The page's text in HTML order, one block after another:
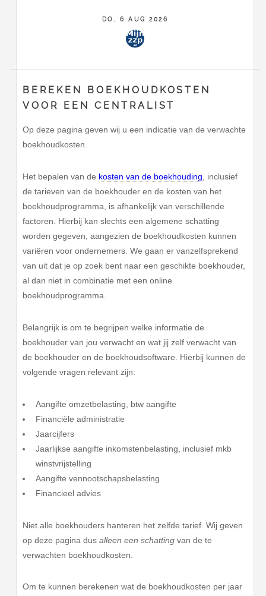
DO, 6 AUG 2026
BEREKEN BOEKHOUDKOSTEN
VOOR EEN CENTRALIST
Op deze pagina geven wij u een indicatie van de verwachte
boekhoudkosten.
Het bepalen van de kosten van de boekhouding , inclusief
de tarieven van de boekhouder en de kosten van het
boekhoudprogramma, is afhankelijk van verschillende
factoren. Hierbij kan slechts een algemene schatting
worden gegeven, aangezien de boekhoudkosten kunnen
variëren voor ondernemers. We gaan er vanzelfsprekend
van uit dat je op zoek bent naar een geschikte boekhouder,
al dan niet in combinatie met een online
boekhoudprogramma.
Belangrijk is om te begrijpen welke informatie de
boekhouder van jou verwacht en wat jij zelf verwacht van
de boekhouder en de boekhoudsoftware. Hierbij kunnen de
volgende vragen relevant zijn:
Aangifte omzetbelasting, btw aangifte
Financiële administratie
Jaarcijfers
Jaarlijkse aangifte inkomstenbelasting, inclusief mkb
winstvrijstelling
Aangifte vennootschapsbelasting
Financieel advies
Niet alle boekhouders hanteren het zelfde tarief. Wij geven
op deze pagina dusalleen een schatting van de te
verwachten boekhoudkosten.
Om te kunnen berekenen wat de boekhoudkosten per jaar